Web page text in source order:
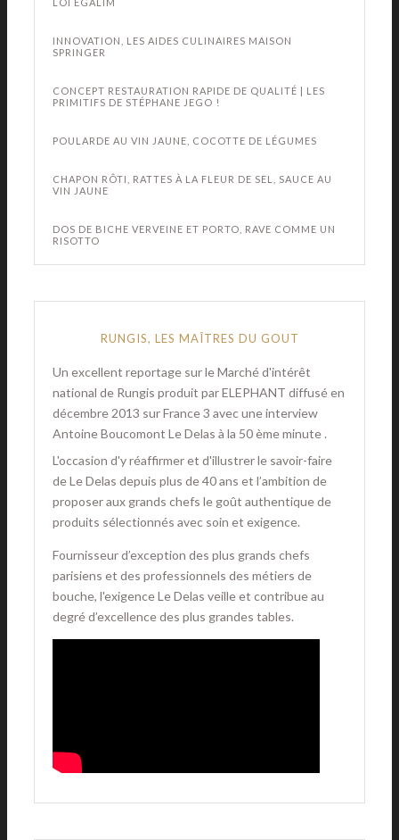
INNOVATION, LES AIDES CULINAIRES MAISON
SPRINGER
CONCEPT RESTAURATION RAPIDE DE QUALITÉ | LES
PRIMITIFS DE STÉPHANE JEGO !
POULARDE AU VIN JAUNE, COCOTTE DE LÉGUMES
CHAPON RÔTI, RATTES À LA FLEUR DE SEL, SAUCE AU
VIN JAUNE
DOS DE BICHE VERVEINE ET PORTO, RAVE COMME UN
RISOTTO
RUNGIS, LES MAÎTRES DU GOUT
Un excellent reportage sur le Marché d'intérêt
national de Rungis produit par ELEPHANT diffusé en
décembre 2013 sur France 3 avec une interview
Antoine Boucomont Le Delas à la 50 ème minute .
L'occasion d'y réaffirmer et d'illustrer le savoir-faire
de Le Delas depuis plus de 40 ans et l’ambition de
proposer aux grands chefs le goût authentique de
produits sélectionnés avec soin et exigence.
Fournisseur d’exception des plus grands chefs
parisiens et des professionnels des métiers de
bouche, l'exigence Le Delas veille et contribue au
degré d’excellence des plus grandes tables.